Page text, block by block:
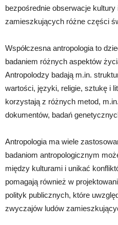
bezpośrednie obserwacje
zamieszkujących różne części
Współczesna antropologia to
badaniem różnych aspektów
Antropolodzy badają m.in.
wartości, języki, religie, sztukę i
korzystają z różnych metod,
dokumentów, badań
Antropologia ma wiele
badaniom antropologicznym
między kulturami i unikać
pomagają również w
polityk publicznych, które
zwyczajów ludów